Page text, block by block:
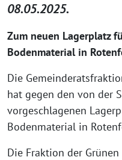
08.05.2025.
Zum neuen Lagerplatz
Bodenmaterial in
Die
hat gegen den von der
vorgeschlagenen
Bodenmaterial in
Die Fraktion der